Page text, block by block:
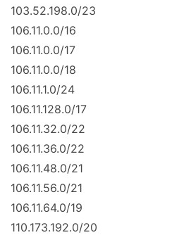
103.52.198.0/23
106.11.0.0/16
106.11.0.0/17
106.11.0.0/18
106.11.1.0/24
106.11.128.0/17
106.11.32.0/22
106.11.36.0/22
106.11.48.0/21
106.11.56.0/21
106.11.64.0/19
110.173.192.0/20